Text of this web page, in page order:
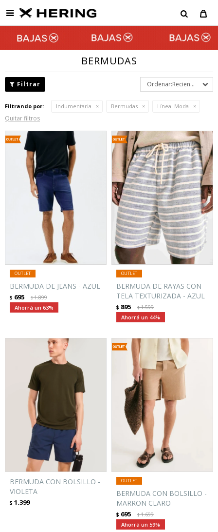

BERMUDAS
Recientes
Filtrando por: Indumentaria Bermudas Línea: Moda
Quitar filtros
BERMUDA DE JEANS - AZUL
$ 695 $1.899
63
BERMUDA DE RAYAS CON
TELA TEXTURIZADA - AZUL
$ 895 $1.599
44
BERMUDA CON BOLSILLO -
VIOLETA
$ 1.399
BERMUDA CON BOLSILLO -
MARRON CLARO
$ 695 $1.699
59